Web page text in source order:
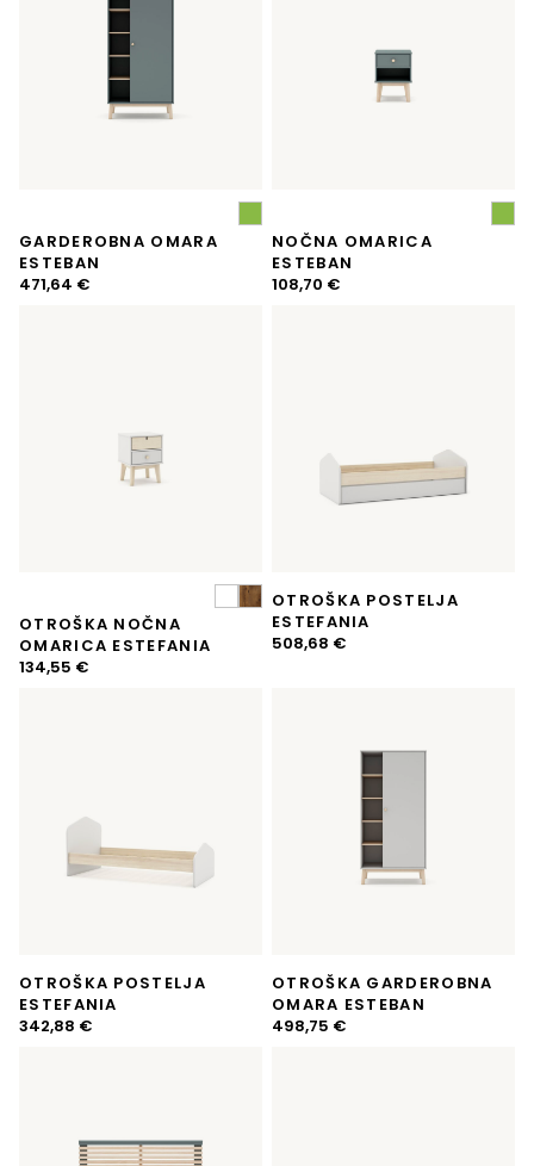
GARDEROBNA OMARA
ESTEBAN
471,64 €
NOČNA OMARICA
ESTEBAN
108,70 €
OTROŠKA NOČNA
OMARICA ESTEFANIA
134,55 €
OTROŠKA POSTELJA
ESTEFANIA
508,68 €
OTROŠKA POSTELJA
ESTEFANIA
342,88 €
OTROŠKA GARDEROBNA
OMARA ESTEBAN
498,75 €